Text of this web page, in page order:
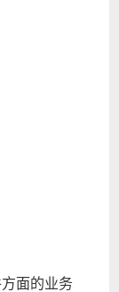
面的业务